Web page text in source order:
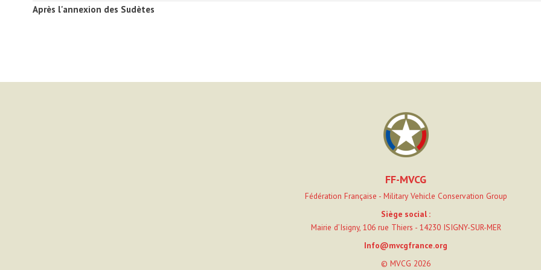
Après l'annexion des Sudètes
FF-MVCG
Fédération Française - Military Vehicle Conservation Group
Siège social :
Mairie d’Isigny, 106 rue Thiers - 14230 ISIGNY-SUR-MER
Info@mvcgfrance.org
© MVCG 2026